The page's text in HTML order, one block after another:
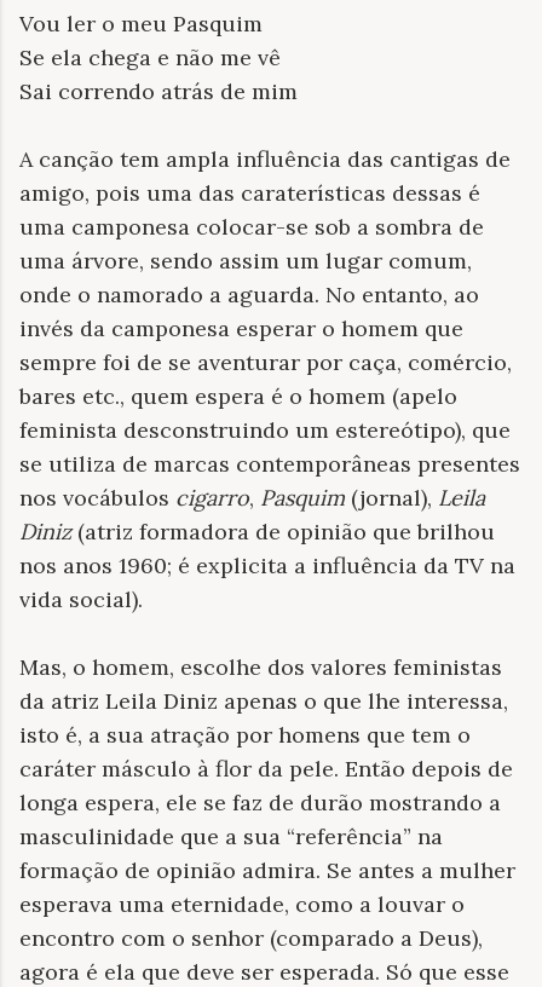
Vou ler o meu Pasquim
Se ela chega e não me vê
Sai correndo atrás de mim
A canção tem ampla influência das cantigas de
amigo, pois uma das caraterísticas dessas é
uma camponesa colocar-se sob a sombra de
uma árvore, sendo assim um lugar comum,
onde o namorado a aguarda. No entanto, ao
invés da camponesa esperar o homem que
sempre foi de se aventurar por caça, comércio,
bares etc., quem espera é o homem (apelo
feminista desconstruindo um estereótipo), que
se utiliza de marcas contemporâneas presentes
nos vocábulos cigarro, Pasquim (jornal), Leila
Diniz(atriz formadora de opinião que brilhou
nos anos 1960; é explicita a influência da TV na
vida social).
Mas, o homem, escolhe dos valores feministas
da atriz Leila Diniz apenas o que lhe interessa,
isto é, a sua atração por homens que tem o
caráter másculo à flor da pele. Então depois de
longa espera, ele se faz de durão mostrando a
masculinidade que a sua “referência” na
formação de opinião admira. Se antes a mulher
esperava uma eternidade, como a louvar o
encontro com o senhor (comparado a Deus),
agora é ela que deve ser esperada. Só que esse